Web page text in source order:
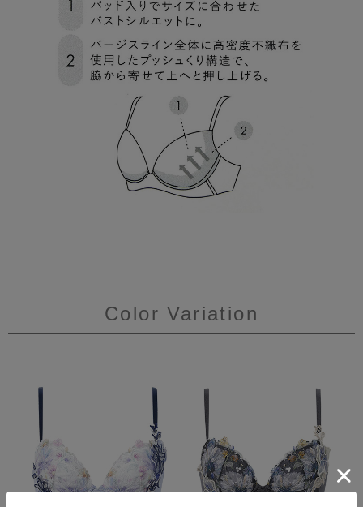
Color Variation